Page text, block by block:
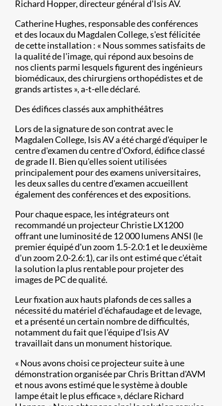
Richard Hopper, directeur général d'Isis AV.
Catherine Hughes, responsable des conférences
et des locaux du Magdalen College, s'est félicitée
de cette installation : « Nous sommes satisfaits de
la qualité de l'image, qui répond aux besoins de
nos clients parmi lesquels figurent des ingénieurs
biomédicaux, des chirurgiens orthopédistes et de
grands artistes », a-t-elle déclaré.
Des édifices classés aux amphithéâtres
Lors de la signature de son contrat avec le
Magdalen College, Isis AV a été chargé d'équiper le
centre d'examen du centre d'Oxford, édifice classé
de grade II. Bien qu'elles soient utilisées
principalement pour des examens universitaires,
les deux salles du centre d'examen accueillent
également des conférences et des expositions.
Pour chaque espace, les intégrateurs ont
recommandé un projecteur Christie LX1200
offrant une luminosité de 12 000 lumens ANSI (le
premier équipé d'un zoom 1.5-2.0:1 et le deuxième
d'un zoom 2.0-2.6:1), car ils ont estimé que c'était
la solution la plus rentable pour projeter des
images de PC de qualité.
Leur fixation aux hauts plafonds de ces salles a
nécessité du matériel d'échafaudage et de levage,
et a présenté un certain nombre de difficultés,
notamment du fait que l'équipe d'Isis AV
travaillait dans un monument historique.
« Nous avons choisi ce projecteur suite à une
démonstration organisée par Chris Brittan d'AVM
et nous avons estimé que le système à double
lampe était le plus efficace », déclare Richard